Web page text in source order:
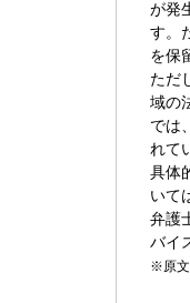
が発
す。
を保
ただ
域の
では
れて
具体
いて
弁護
バイ
※原文